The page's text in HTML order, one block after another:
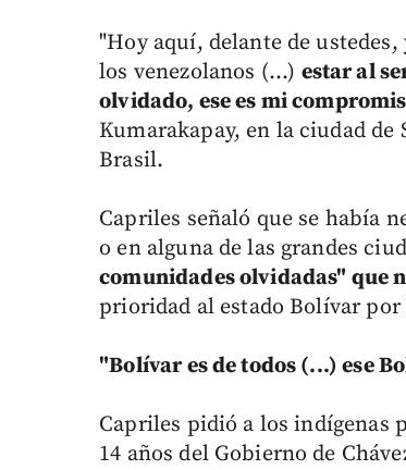
"Hoy aquí, delante de
los venezolanos (...) estar al
olvidado, ese es mi
Kumarakapay, en la ciudad
Brasil.
Capriles señaló que se había
o en alguna de las grandes
comunidades olvidadas" que
prioridad al estado Bolívar
"Bolívar es de todos (...) ese
Capriles pidió a los indígenas
14 años del Gobierno de